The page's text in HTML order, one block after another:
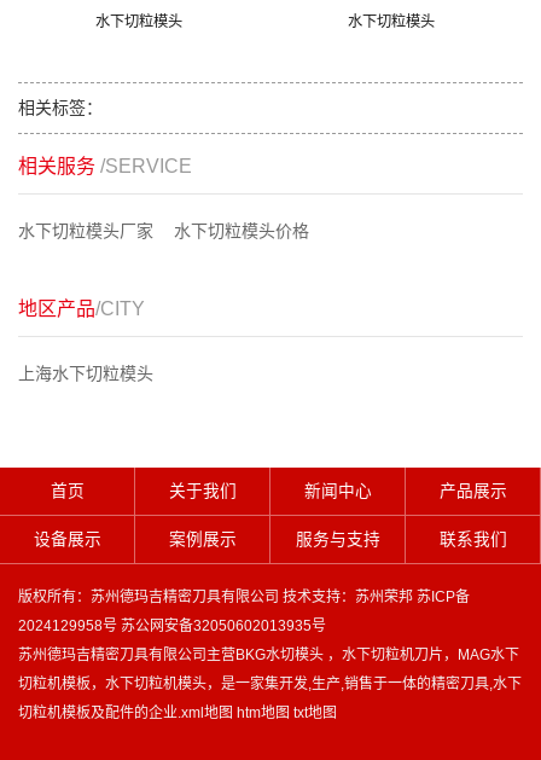
水下切粒模头 水下切粒模头
相关标签：
相关服务 /SERVICE
水下切粒模头厂家 水下切粒模头价格
地区产品/CITY
上海水下切粒模头
首页 关于我们 新闻中心 产品展示
设备展示 案例展示 服务与支持 联系我们
版权所有：苏州德玛吉精密刀具有限公司 技术支持： 苏州荣邦 苏ICP备
2024129958号 苏公网安备32050602013935号
苏州德玛吉精密刀具有限公司主营 BKG水切模头 ， 水下切粒机刀片 ，
MAG水下
切粒机模板 ， 水下切粒机模头，是一家集开发,生产,销售于一体的精密刀具,水下
切粒机模板及配件的企业.xml地图 htm地图 txt地图